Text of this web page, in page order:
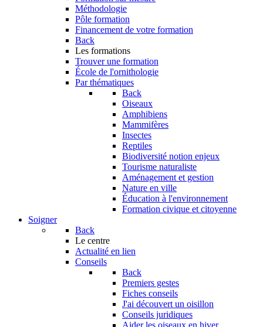
Méthodologie
Pôle formation
Financement de votre formation
Back
Les formations
Trouver une formation
École de l'ornithologie
Par thématiques
Back
Oiseaux
Amphibiens
Mammifères
Insectes
Reptiles
Biodiversité notion enjeux
Tourisme naturaliste
Aménagement et gestion
Nature en ville
Éducation à l'environnement
Formation civique et citoyenne
Soigner
Back
Le centre
Actualité en lien
Conseils
Back
Premiers gestes
Fiches conseils
J'ai découvert un oisillon
Conseils juridiques
Aider les oiseaux en hiver